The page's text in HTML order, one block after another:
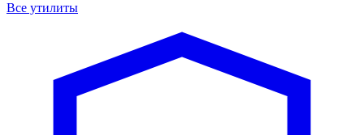
Все утилиты